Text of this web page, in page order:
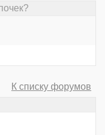
К списку форумов